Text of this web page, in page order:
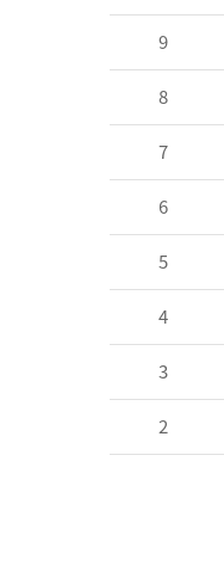
9
8
7
6
5
4
3
2